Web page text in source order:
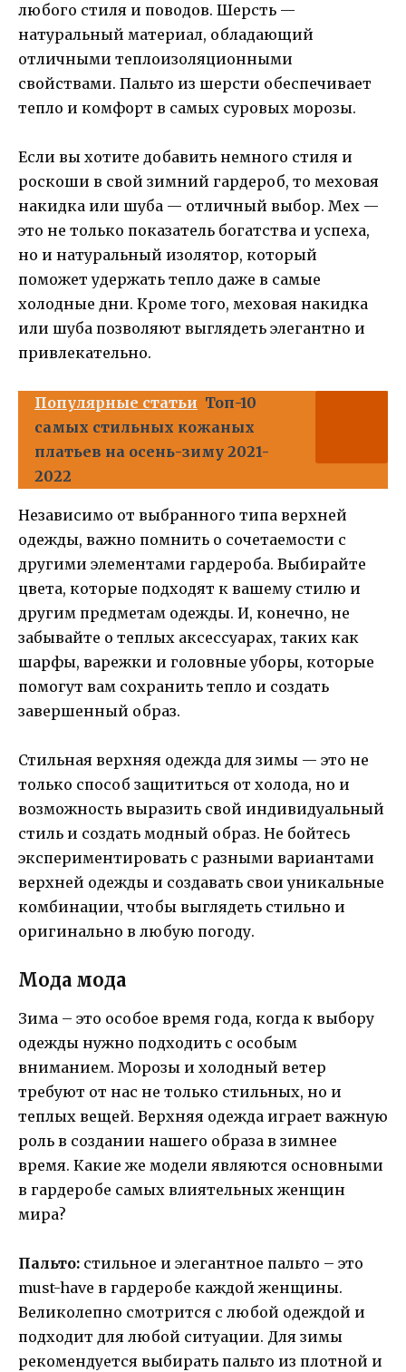
любого стиля и поводов. Шерсть —
натуральный материал, обладающий
отличными теплоизоляционными
свойствами. Пальто из шерсти обеспечивает
тепло и комфорт в самых суровых морозы.
Если вы хотите добавить немного стиля и
роскоши в свой зимний гардероб, то меховая
накидка или шуба — отличный выбор. Мех —
это не только показатель богатства и успеха,
но и натуральный изолятор, который
поможет удержать тепло даже в самые
холодные дни. Кроме того, меховая накидка
или шуба позволяют выглядеть элегантно и
привлекательно.
Популярные статьи Топ-10
самых стильных кожаных
платьев на осень-зиму 2021-
2022
Независимо от выбранного типа верхней
одежды, важно помнить о сочетаемости с
другими элементами гардероба. Выбирайте
цвета, которые подходят к вашему стилю и
другим предметам одежды. И, конечно, не
забывайте о теплых аксессуарах, таких как
шарфы, варежки и головные уборы, которые
помогут вам сохранить тепло и создать
завершенный образ.
Стильная верхняя одежда для зимы — это не
только способ защититься от холода, но и
возможность выразить свой индивидуальный
стиль и создать модный образ. Не бойтесь
экспериментировать с разными вариантами
верхней одежды и создавать свои уникальные
комбинации, чтобы выглядеть стильно и
оригинально в любую погоду.
Мода мода
Зима – это особое время года, когда к выбору
одежды нужно подходить с особым
вниманием. Морозы и холодный ветер
требуют от нас не только стильных, но и
теплых вещей. Верхняя одежда играет важную
роль в создании нашего образа в зимнее
время. Какие же модели являются основными
в гардеробе самых влиятельных женщин
мира?
Пальто: стильное и элегантное пальто – это
must-have в гардеробе каждой женщины.
Великолепно смотрится с любой одеждой и
подходит для любой ситуации. Для зимы
рекомендуется выбирать пальто из плотной и